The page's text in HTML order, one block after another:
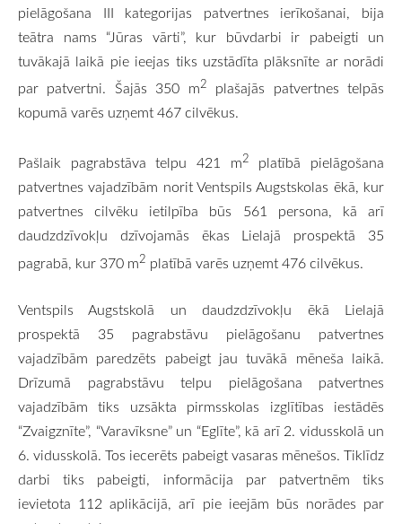
pielāgošana III kategorijas patvertnes ierīkošanai, bija
teātra nams “Jūras vārti”, kur būvdarbi ir pabeigti un
tuvākajā laikā pie ieejas tiks uzstādīta plāksnīte ar norādi
par patvertni. Šajās 350 m2
plašajās patvertnes telpās
kopumā varēs uzņemt 467 cilvēkus.
Pašlaik pagrabstāva telpu 421 m2
platībā pielāgošana
patvertnes vajadzībām norit Ventspils Augstskolas ēkā, kur
patvertnes cilvēku ietilpība būs 561 persona, kā arī
daudzdzīvokļu dzīvojamās ēkas Lielajā prospektā 35
pagrabā, kur 370 m2 platībā varēs uzņemt 476 cilvēkus.
Ventspils Augstskolā un daudzdzīvokļu ēkā Lielajā
prospektā 35 pagrabstāvu pielāgošanu patvertnes
vajadzībām paredzēts pabeigt jau tuvākā mēneša laikā.
Drīzumā pagrabstāvu telpu pielāgošana patvertnes
vajadzībām tiks uzsākta pirmsskolas izglītības iestādēs
“Zvaigznīte”, “Varavīksne” un “Eglīte”, kā arī 2. vidusskolā un
6. vidusskolā. Tos iecerēts pabeigt vasaras mēnešos. Tiklīdz
darbi tiks pabeigti, informācija par patvertnēm tiks
ievietota 112 aplikācijā, arī pie ieejām būs norādes par